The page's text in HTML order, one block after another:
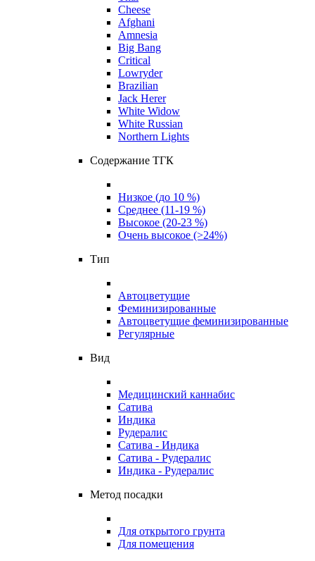
Cheese
Afghani
Amnesia
Big Bang
Critical
Lowryder
Brazilian
Jack Herer
White Widow
White Russian
Northern Lights
Содержание ТГК
Низкое (до 10 %)
Среднее (11-19 %)
Высокое (20-23 %)
Очень высокое (>24%)
Тип
Автоцветущие
Феминизированные
Автоцветущие феминизированные
Регулярные
Вид
Медицинский каннабис
Сатива
Индика
Рудералис
Сатива - Индика
Сатива - Рудералис
Индика - Рудералис
Метод посадки
Для открытого грунта
Для помещения